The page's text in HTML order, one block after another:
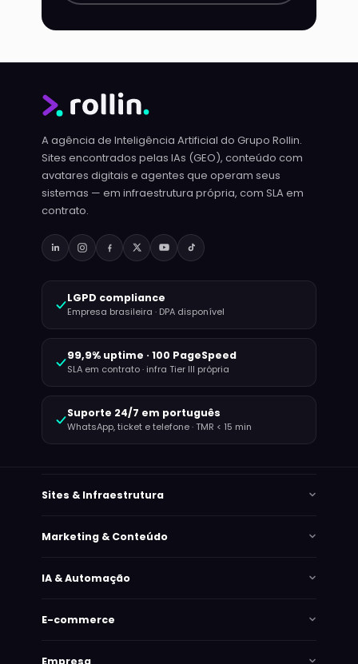
A agência de Inteligência Artificial do Grupo Rollin.
Sites encontrados pelas IAs (GEO), conteúdo com
avatares digitais e agentes que operam seus
sistemas — em infraestrutura própria, com SLA em
contrato.
LGPD compliance
Empresa brasileira · DPA disponível
99,9% uptime · 100 PageSpeed
SLA em contrato · infra Tier III própria
Suporte 24/7 em português
WhatsApp, ticket e telefone · TMR < 15 min
Sites & Infraestrutura
Marketing & Conteúdo
IA & Automação
E-commerce
Empresa